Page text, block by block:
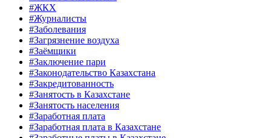
#ЖКХ
#Журналисты
#Заболевания
#Загрязнение воздуха
#Заёмщики
#Заключение пари
#Законодательство Казахстана
#Закредитованность
#Занятость в Казахстане
#Занятость населения
#Заработная плата
#Заработная плата в Казахстане